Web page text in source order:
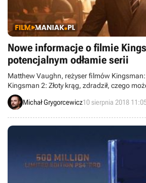
Nowe informacje o filmie
potencjalnym odłamie serii
Matthew Vaughn, reżyser filmów Kingsman:
Kingsman 2: Złoty krąg, zdradził, czego
trzeciej części cyklu. Dowiedzieliśmy się
opowiedzieć może spin-off serii.
Michał Grygorcewicz10 sierpnia 2018